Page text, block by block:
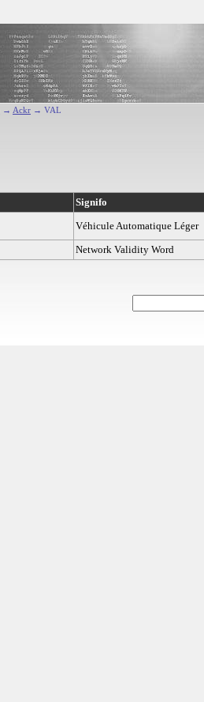
→ Ackr → VAL
Signifo
Véhicule Automatique Léger
Network Validity Word